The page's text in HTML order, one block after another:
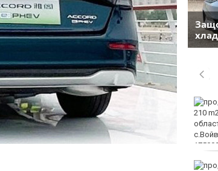
Вижте защо някои хора
са като магнити за
комарите, а други се
разминават с
ухапванията им